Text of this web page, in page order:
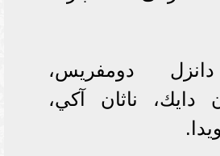
دانزل دومفريس،
دايك، ناثان آكي،